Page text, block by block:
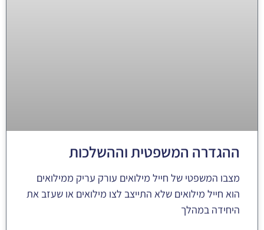
ההגדרה המשפטית וההשלכות
מצבו המשפטי של חייל מילואים עורק עריק ממילואים
הוא חייל מילואים שלא התייצב לצו מילואים או שעזב את
היחידה במהלך